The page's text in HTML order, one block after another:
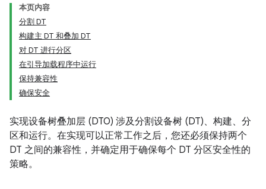
本页内容
分割 DT
构建主 DT 和叠加 DT
对 DT 进行分区
在引导加载程序中运行
保持兼容性
确保安全
实现设备树叠加层 (DTO) 涉及分割设备树 (DT)、构建、分
区和运行。在实现可以正常工作之后，您还必须保持两个
DT 之间的兼容性，并确定用于确保每个 DT 分区安全性的
策略。